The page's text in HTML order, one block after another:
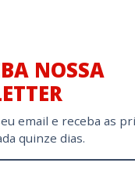
NOSSA
email e receba as
quinze dias.